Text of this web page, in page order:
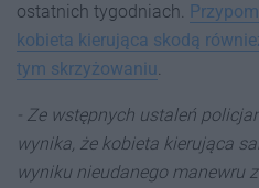
ostatnich tygodniach.
kobieta kierująca skodą
tym skrzyżowaniu.
- Ze wstępnych ustaleń
wynika, że kobieta kierująca
wyniku nieudanego manewru